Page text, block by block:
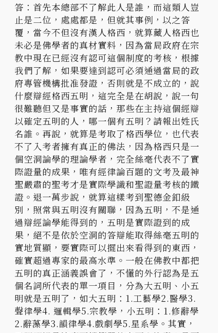
答：首先本總部不了解此人是誰，而這類人豈
止是二位，處處都是，但就其事例，以之答
覆，當今不但沒有漢人格西，就算藏人格西也
未必是佛學者的真材實料，因為當局政府在宗
教中現在已經沒有認可這個制度的考核，根據
我們了解，如果要達到認可必須通過當局的政
府專管機構批准發證，否則就是不成立的，說
什麼辯經格西五明，這完全是在胡說，說一句
很難聽但又是事實的話，那些在主持這個經辯
以確定五明的人，哪一個有五明？請報出姓氏
名誰。再說，就算是考取了格西學位，也代表
不了入考者擁有真正的佛法，因為格西只是一
個空洞論學的理論學者，完全絲毫代表不了實
際證量的成果，唯有經律論百題的文考及最神
聖嚴肅的聖考才是實際學識和聖證量考核的鐵
證。退一萬步說，就算這樣考到聖德金釦級
別，照常與五明沒有關聯，因為五明，不是通
過辯經論學能得到的，五明是實際證到的成
果，絕不是依於空洞的答辯能取得絲毫五明的
實地質顯，要實際可以擺出來看得到的東西，
確實超過專家的最高水準。一般在佛教中都把
五明的真正涵義誤會了，不懂的外行認為是五
個名詞所代表的單一項目，分為大五明、小五
明就是五明了，如大五明：1.工藝學2.醫學3.
聲律學4. 邏輯學5.宗教學，小五明：1.修辭學
2.辭藻學3.韻律學4.戲劇學5.星系學。其實，